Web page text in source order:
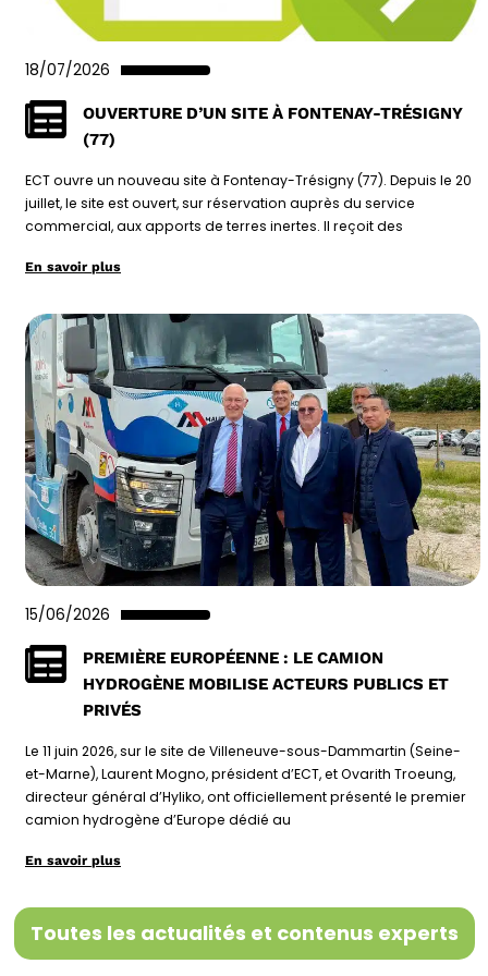
18/07/2026
OUVERTURE D’UN SITE À FONTENAY-TRÉSIGNY
(77)
ECT ouvre un nouveau site à Fontenay-Trésigny (77). Depuis le 20
juillet, le site est ouvert, sur réservation auprès du service
commercial, aux apports de terres inertes. Il reçoit des
En savoir plus
15/06/2026
PREMIÈRE EUROPÉENNE : LE CAMION
HYDROGÈNE MOBILISE ACTEURS PUBLICS ET
PRIVÉS
Le 11 juin 2026, sur le site de Villeneuve-sous-Dammartin (Seine-
et-Marne), Laurent Mogno, président d’ECT, et Ovarith Troeung,
directeur général d’Hyliko, ont officiellement présenté le premier
camion hydrogène d’Europe dédié au
En savoir plus
Toutes les actualités et contenus experts